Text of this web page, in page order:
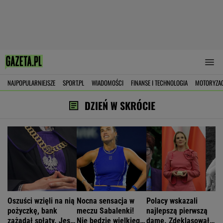
NAJPOPULARNIEJSZE SPORT.PL WIADOMOŚCI FINANSE I TECHNOLOGIA
DZIEŃ W SKRÓCIE
Oszuści wzięli na nią
pożyczkę, bank
zażądał spłaty. Jest
Nocna sensacja w
meczu Sabalenki!
Nie będzie wielkiego
Polacy wskazali
najlepszą pierwszą
damę. Zdeklasowała